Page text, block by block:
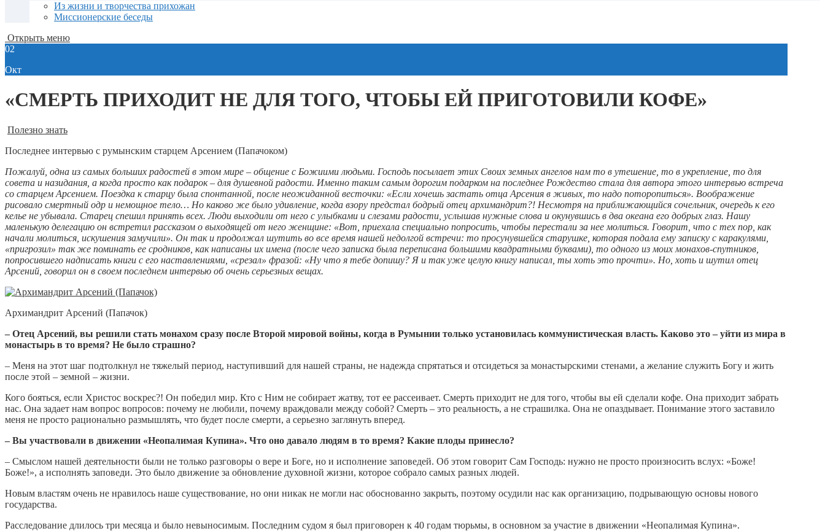
Из жизни и творчества прихожан
Миссионерские беседы
Открыть меню
02
Окт
«СМЕРТЬ ПРИХОДИТ НЕ ДЛЯ ТОГО, ЧТОБЫ ЕЙ ПРИГОТОВИЛИ КОФЕ»
Полезно знать
Последнее интервью с румынским старцем Арсением (Папачоком)
Пожалуй, одна из самых больших радостей в этом мире – общение с Божиими людьми. Господь посылает этих Своих земных ангелов нам то в утешение, то в укрепление, то для
совета и назидания, а когда просто как подарок – для душевной радости. Именно таким самым дорогим подарком на последнее Рождество стала для автора этого интервью встреча
со старцем Арсением. Поездка к старцу была спонтанной, после неожиданной весточки: «Если хочешь застать отца Арсения в живых, то надо поторопиться». Воображение
рисовало смертный одр и немощное тело… Но каково же было удивление, когда взору предстал бодрый отец архимандрит?! Несмотря на приближающийся сочельник, очередь к его
келье не убывала. Старец спешил принять всех. Люди выходили от него с улыбками и слезами радости, услышав нужные слова и окунувшись в два океана его добрых глаз. Нашу
маленькую делегацию он встретил рассказом о выходящей от него женщине: «Вот, приехала специально попросить, чтобы перестали за нее молиться. Говорит, что с тех пор, как
начали молиться, искушения замучили». Он так и продолжал шутить во все время нашей недолгой встречи: то просунувшейся старушке, которая подала ему записку с каракулями,
«пригрозил» так же поминать ее сродников, как написаны их имена (после чего записка была переписана большими квадратными буквами), то одного из моих монахов-спутников,
попросившего надписать книги с его наставлениями, «срезал» фразой: «Ну что я тебе допишу? Я и так уже целую книгу написал, ты хоть это прочти». Но, хоть и шутил отец
Арсений, говорил он в своем последнем интервью об очень серьезных вещах.
Архимандрит Арсений (Папачок)
– Отец Арсений, вы решили стать монахом сразу после Второй мировой войны, когда в Румынии только установилась коммунистическая власть. Каково это – уйти из мира в
монастырь в то время? Не было страшно?
– Меня на этот шаг подтолкнул не тяжелый период, наступивший для нашей страны, не надежда спрятаться и отсидеться за монастырскими стенами, а желание служить Богу и жить
после этой – земной – жизни.
Кого бояться, если Христос воскрес?! Он победил мир. Кто с Ним не собирает жатву, тот ее рассеивает. Смерть приходит не для того, чтобы вы ей сделали кофе. Она приходит забрать
нас. Она задает нам вопрос вопросов: почему не любили, почему враждовали между собой? Смерть – это реальность, а не страшилка. Она не опаздывает. Понимание этого заставило
меня не просто рационально размышлять, что будет после смерти, а серьезно заглянуть вперед.
– Вы участвовали в движении «Неопалимая Купина». Что оно давало людям в то время? Какие плоды принесло?
– Смыслом нашей деятельности были не только разговоры о вере и Боге, но и исполнение заповедей. Об этом говорит Сам Господь: нужно не просто произносить вслух: «Боже!
Боже!», а исполнять заповеди. Это было движение за обновление духовной жизни, которое собрало самых разных людей.
Новым властям очень не нравилось наше существование, но они никак не могли нас обоснованно закрыть, поэтому осудили нас как организацию, подрывающую основы нового
государства.
Расследование длилось три месяца и было невыносимым. Последним судом я был приговорен к 40 годам тюрьмы, в основном за участие в движении «Неопалимая Купина».